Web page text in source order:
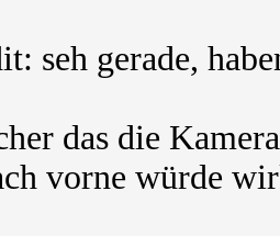
seh gerade,
das die
vorne würde